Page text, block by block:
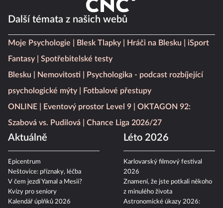
Další témata z našich webů
Moje Psychologie Blesk Tlapky Hráči na Blesku
iSport
Fantasy
Spotřebitelské testy
Blesku
Nemovitosti
Psychologika - podcast rozbíjející
psychologické mýty
Fotbalové přestupy
ONLINE
Eventový prostor Level 9
OKTAGON 92:
Szabová vs. Pudilová
Chance Liga 2026/27
Aktuálně
Epicentrum
Neštovice: příznaky, léčba
V čem jezdí Yamal a Mesii?
Kvízy pro seniory
Kalendář úplňků 2026
Léto 2026
Karlovarský filmový festival
2026
Znamení, že jste potkali někoho
z minulého života
Astronomické úkazy 2026: